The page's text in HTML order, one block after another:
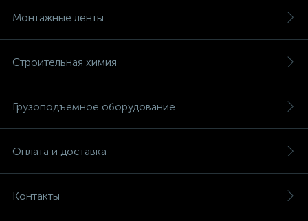
Монтажные ленты
Строительная химия
Грузоподъемное оборудование
Оплата и доставка
Контакты